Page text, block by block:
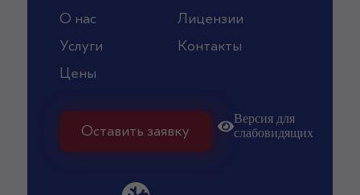
О нас
Лицензии
Услуги
Цены
Контакты
Оставить заявку
Версия для
слабовидящих